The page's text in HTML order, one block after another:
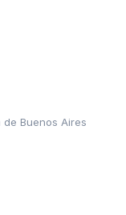
Buenos Aires